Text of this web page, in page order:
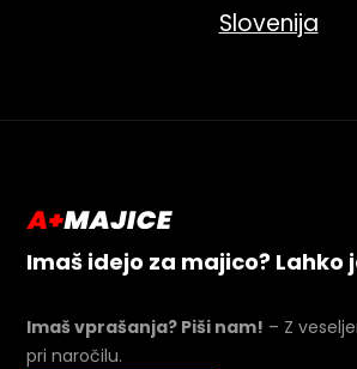
Slovenija
Imaš idejo za majico? Lahko
Imaš vprašanja? Piši nam! – Z
pri naročilu.